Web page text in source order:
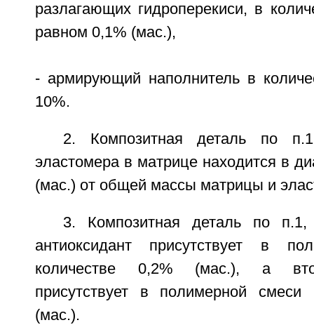
разлагающих гидроперекиси, в
равном 0,1% (мас.),
- армирующий наполнитель в
10%.
2. Композитная деталь по
эластомера в матрице находится в
(мас.) от общей массы матрицы и
3. Композитная деталь по
антиоксидант присутствует в
количестве 0,2% (мас.), а
присутствует в полимерной
(мас.).